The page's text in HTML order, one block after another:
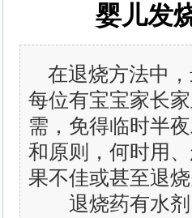
婴儿发
在退烧方法中，
每位有宝宝家长
需，免得临时半
和原则，何时用
果不佳或甚至退烧
退烧药有水剂